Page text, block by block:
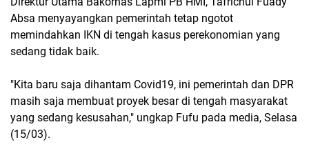
Absa menyayangkan pemerintah tetap ngotot
memindahkan IKN di tengah kasus perekonomian yang
sedang tidak baik.
"Kita baru saja dihantam Covid19, ini pemerintah dan DPR
masih saja membuat proyek besar di tengah masyarakat
yang sedang kesusahan," ungkap Fufu pada media, Selasa
(15/03).